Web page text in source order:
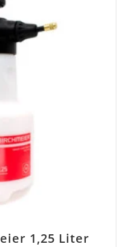
1,25 Liter